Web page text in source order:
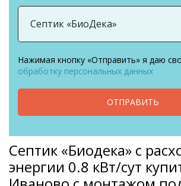
Нажимая кнопку «Отправить» я даю
обработку персональных данных
ОТПРАВИТЬ
Септик «Биодека» с
энергии 0.8 кВт/сут